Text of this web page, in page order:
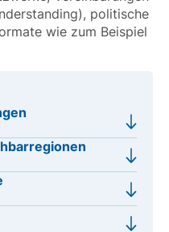
politische
wie zum Beispiel